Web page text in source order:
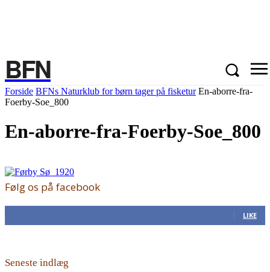
BFN
Forside BFNs Naturklub for børn tager på fisketur En-aborre-fra-
Foerby-Soe_800
En-aborre-fra-Foerby-Soe_800
Følg os på facebook
LIKE
Seneste indlæg